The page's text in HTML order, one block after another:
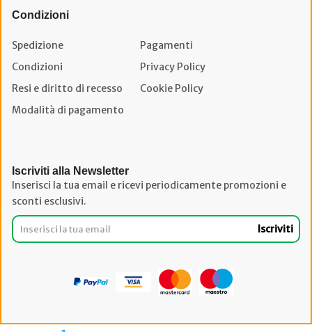
Condizioni
Spedizione
Pagamenti
Condizioni
Privacy Policy
Resi e diritto di recesso
Cookie Policy
Modalità di pagamento
Iscriviti alla Newsletter
Inserisci la tua email e ricevi periodicamente promozioni e
sconti esclusivi.
Iscriviti